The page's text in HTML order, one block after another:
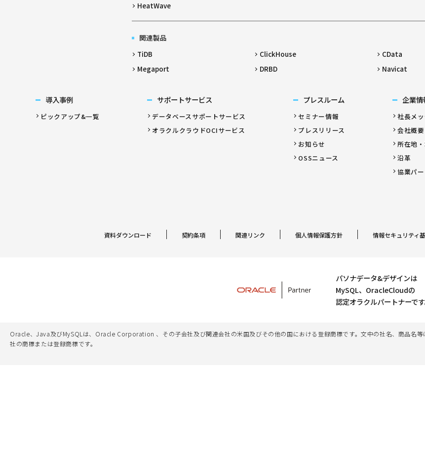
HeatWave
関連製品
TiDB
ClickHouse CData
Megaport
DRBD Navicat
導入事例
ピックアップ&一覧
サポートサービス
データベースサポートサービス
オラクルクラウドOCIサービス
プレスルーム
セミナー情報
プレスリリース
お知らせ
OSSニュース
企業情
社長メ
会社概要
所在地
沿革
協業パ
資料ダウンロード 契約条項 関連リンク 個人情報保護方針 情報セキュリティ
パソナデータ&デザインは
MySQL、OracleCloudの
認定オラクルパートナーです
Oracle、Java及びMySQLは、Oracle Corporation 、その子会社及び関連会社の米国及びその他の国における登録商標です。文中の社名、商品名
社の商標または登録商標です。